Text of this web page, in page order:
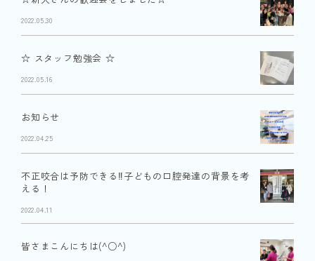
2022.05.30
☆ スタッフ勉強会 ☆
2022.05.16
お知らせ
2022.04.25
不正咬合は予防できる‼︎子どもの口腔発達の背景を考
える！
2022.04.11
皆さまこんにちは(^○^)